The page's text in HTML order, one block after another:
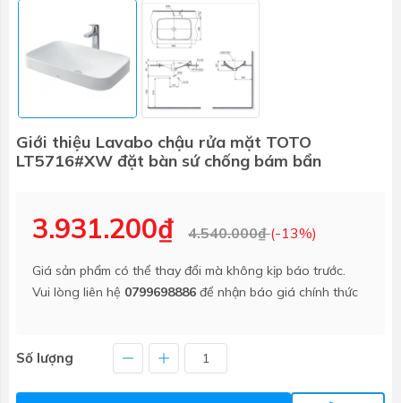
Giới thiệu Lavabo chậu rửa mặt TOTO
LT5716#XW đặt bàn sứ chống bám bẩn
3.931.200₫ 4.540.000₫(-13%)
Giá sản phẩm có thể thay đổi mà không kịp báo trước.
Vui lòng liên hệ 0799698886 để nhận báo giá chính thức
Số lượng